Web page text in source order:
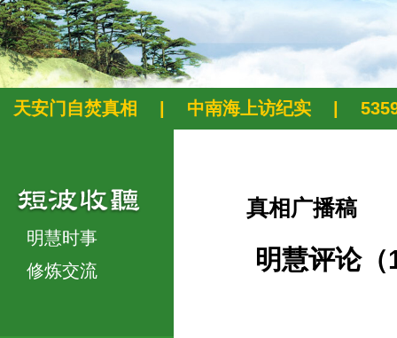
天安门自焚真相 中南海上访纪实
明慧时事
修炼交流
真相广播稿
明慧评论